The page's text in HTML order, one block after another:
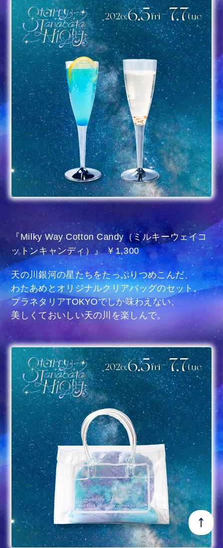
『Milky Way Cotton Candy（ミルキーウェイコ
ットンキャンディ）』 ￥1,300
天の川銀河の星たちをたっぷりつめこんだ、
わたあめとオリジナルクリアバッグのセット。
プラネタリアTOKYOでしか味わえない、
美しくておいしい天の川を楽しんで。